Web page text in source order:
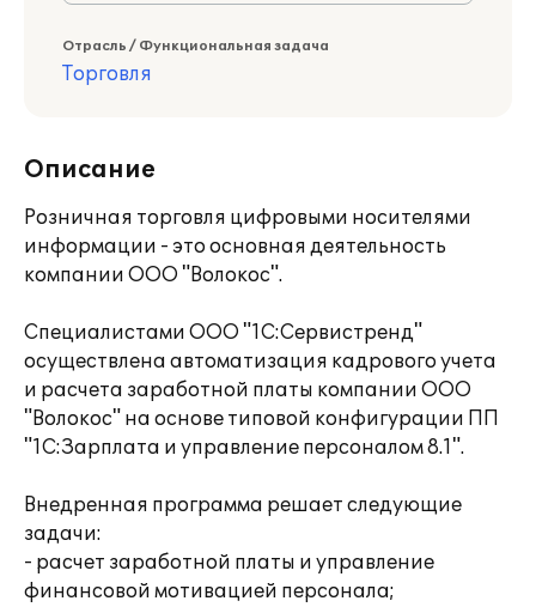
Отрасль / Функциональная задача
Торговля
Описание
Розничная торговля цифровыми носителями
информации - это основная деятельность
компании ООО "Волокос".
Специалистами ООО "1С:Сервистренд"
осуществлена автоматизация кадрового учета
и расчета заработной платы компании ООО
"Волокос" на основе типовой конфигурации ПП
"1С:Зарплата и управление персоналом 8.1".
Внедренная программа решает следующие
задачи:
- расчет заработной платы и управление
финансовой мотивацией персонала;